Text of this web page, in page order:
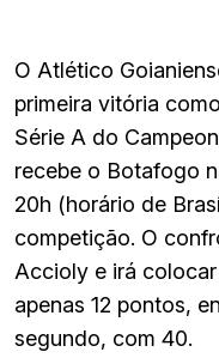
O Atlético
primeira vitória
Série A do
recebe o Botafogo
20h (horário de
competição. O
Accioly e irá
apenas 12 pontos,
segundo, com 40.